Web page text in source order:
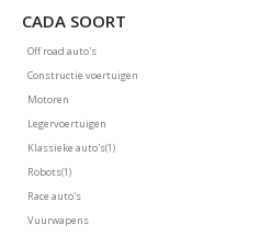
CADA SOORT
Off road auto's
Niet geselecteerd: Off road auto's
Constructie voertuigen
Niet geselecteerd: Constructie voertuigen
Motoren
Niet geselecteerd: Motoren
Legervoertuigen
Niet geselecteerd: Legervoertuigen
Klassieke auto's
Niet geselecteerd: Klassieke auto's
1product
Robots
Niet geselecteerd: Robots
1product
Race auto's
Niet geselecteerd: Race auto's
Vuurwapens
Niet geselecteerd: Vuurwapens